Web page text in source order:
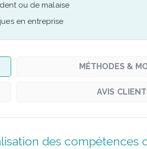
ou de malaise
en entreprise
MÉTHODES &
AVIS
des compétences